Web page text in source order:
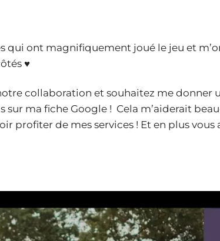
qui ont magnifiquement joué le jeu et
♥
collaboration et souhaitez me
sur ma fiche Google ! Cela m’aiderait
profiter de mes services ! Et en plus vous